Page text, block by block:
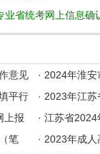
业省统考网上信息确
意见 · 2024年淮
平行
· 2023年江
档分数线
上报
· 江苏省2024
考证自助打
笔
· 2023年成